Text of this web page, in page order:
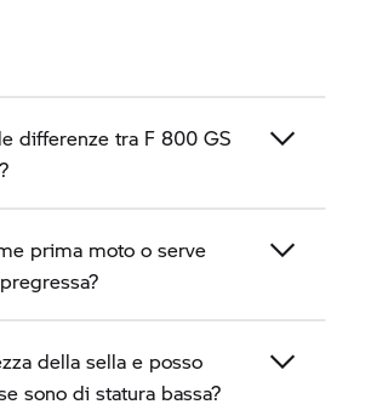
differenze tra F 800 GS
prima moto o serve
della sella e posso
sono di statura bassa?